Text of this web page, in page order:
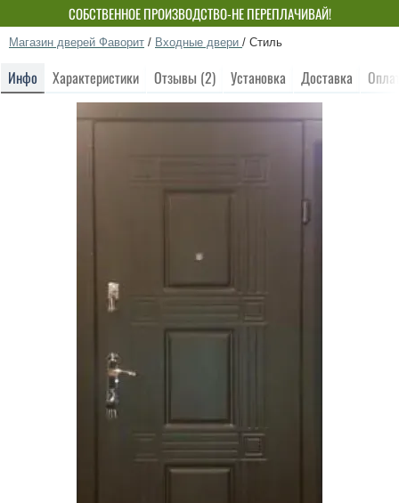
СОБСТВЕННОЕ ПРОИЗВОДСТВО-НЕ ПЕРЕПЛАЧИВАЙ!
Магазин дверей Фаворит / Входные двери / Стиль
Инфо Характеристики Отзывы (2) Установка Доставка